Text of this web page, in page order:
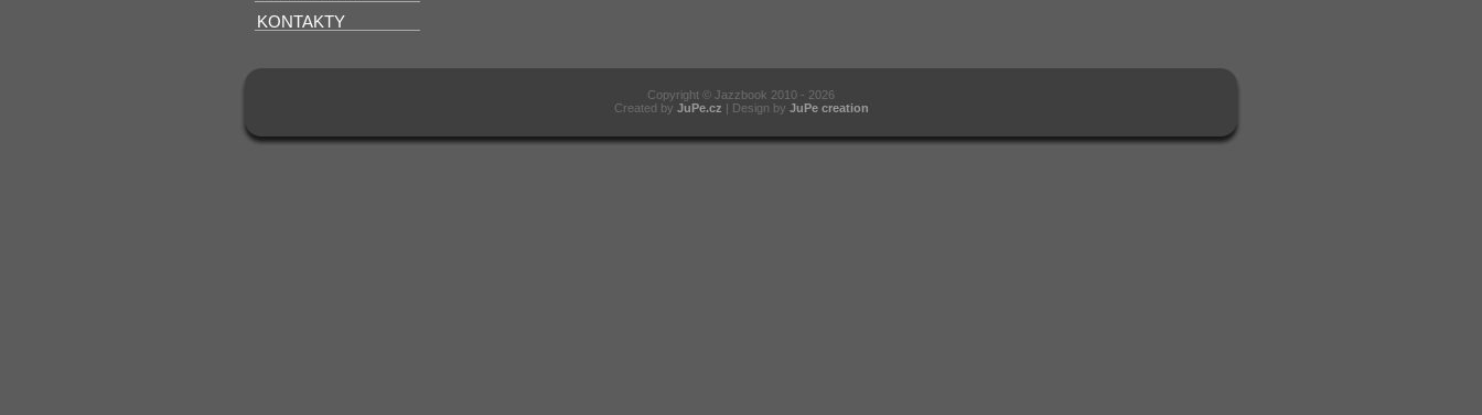
KONTAKTY
Copyright © Jazzbook 2010 - 2026
Created by JuPe.cz | Design by JuPe creation